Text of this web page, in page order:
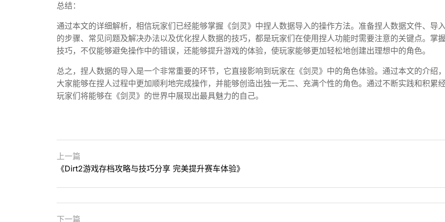
总结：
通过本文的详细解析，相信玩家们已经能够掌握《剑灵》中捏人数据导入的操作方法。准备捏人数据文件、导
的步骤、常见问题及解决办法以及优化捏人数据的技巧，都是玩家们在使用捏人功能时需要注意的关键点。掌
技巧，不仅能够避免操作中的错误，还能够提升游戏的体验，使玩家能够更加轻松地创建出理想中的角色。
总之，捏人数据的导入是一个非常重要的环节，它直接影响到玩家在《剑灵》中的角色体验。通过本文的介绍
大家能够在捏人过程中更加顺利地完成操作，并能够创造出独一无二、充满个性的角色。通过不断实践和积累经
玩家们将能够在《剑灵》的世界中展现出最具魅力的自己。
上一篇
《Dirt2游戏存档攻略与技巧分享 完美提升赛车体验》
下一篇